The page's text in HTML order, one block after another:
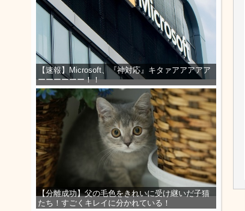
【速報】Microsoft、『神対応』キタァアアアアア
ーーーーーー！！
【分離成功】父の毛色をきれいに受け継いだ子猫
たち！すごくキレイに分かれている！